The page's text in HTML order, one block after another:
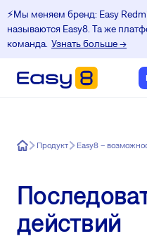
⚡️Мы меняем бренд: Easy
называются Easy8. Та же
команда. Узнать больше →
Easy8Продукт Easy8 –
действий